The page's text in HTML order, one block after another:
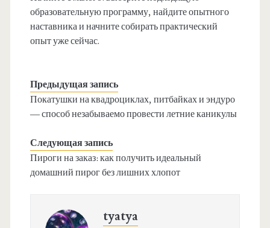
образовательную программу, найдите опытного
наставника и начните собирать практический
опыт уже сейчас.
Предыдущая запись
Покатушки на квадроциклах, питбайках и эндуро
— способ незабываемо провести летние каникулы
Следующая запись
Пироги на заказ: как получить идеальный
домашний пирог без лишних хлопот
tyatya